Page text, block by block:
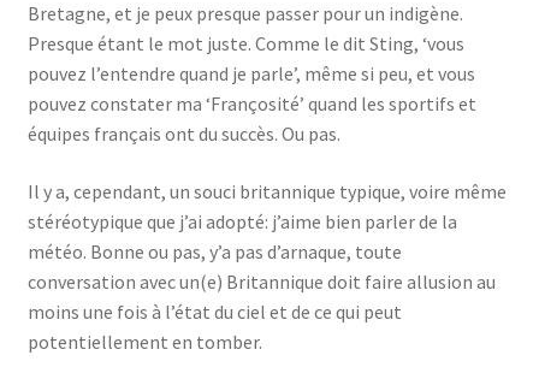
Bretagne, et je peux presque passer pour un indigène.
Presque étant le mot juste. Comme le dit Sting, ‘vous
pouvez l’entendre quand je parle’, même si peu, et vous
pouvez constater ma ‘Françosité’ quand les sportifs et
équipes français ont du succès. Ou pas.
Il y a, cependant, un souci britannique typique, voire même
stéréotypique que j’ai adopté: j’aime bien parler de la
météo. Bonne ou pas, y’a pas d’arnaque, toute
conversation avec un(e) Britannique doit faire allusion au
moins une fois à l’état du ciel et de ce qui peut
potentiellement en tomber.